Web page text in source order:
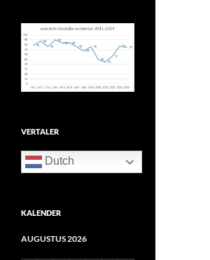
VERTALER
Dutch
KALENDER
AUGUSTUS 2026